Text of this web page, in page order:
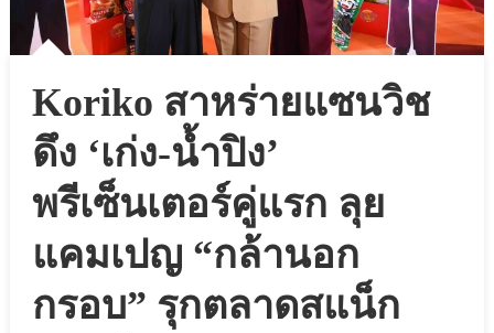
Koriko สาหร่ายแซนวิช
ดึง ‘เก่ง-น้ำปิง’
พรีเซ็นเตอร์คู่แรก ลุย
แคมเปญ “กล้านอก
กรอบ” รุกตลาดสแน็ก